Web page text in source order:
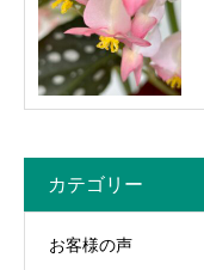
カテゴリー
お客様の声